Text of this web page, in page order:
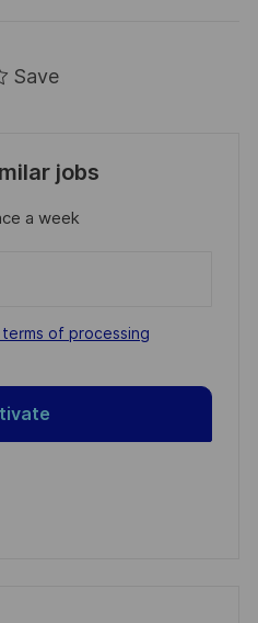
Save
jobs
a week
of processing